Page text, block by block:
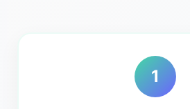
1